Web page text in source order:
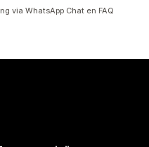
via WhatsApp Chat en FAQ